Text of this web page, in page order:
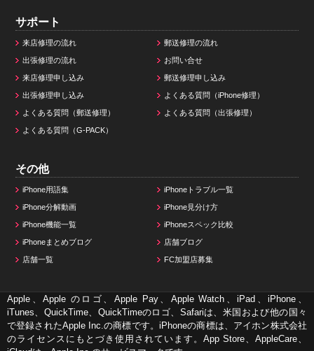
サポート
来店修理の流れ 郵送修理の流れ
出張修理の流れ お問い合せ
来店修理申し込み 郵送修理申し込み
出張修理申し込み よくある質問（iPhone修理）
よくある質問（郵送修理） よくある質問（出張修理）
よくある質問（G-PACK）
その他
iPhone用語集 iPhoneトラブル一覧
iPhone分解動画 iPhone見分け方
iPhone機能一覧 iPhoneスペック比較
iPhoneまとめブログ 店舗ブログ
店舗一覧 FC加盟店募集
Apple、Apple のロゴ、Apple Pay、Apple Watch、iPad、iPhone、
iTunes、QuickTime、QuickTimeのロゴ、Safariは、米国および他の国々
で登録されたApple Inc.の商標です。iPhoneの商標は、アイホン株式会社
のライセンスにもとづき使用されています。App Store、AppleCare、